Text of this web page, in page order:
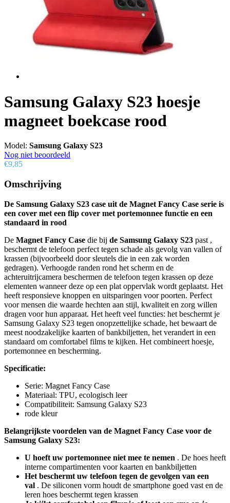
Samsung Galaxy S23 hoesje
magneet boekcase rood
Model: Samsung Galaxy S23
Nog niet beoordeeld
€9,85
Omschrijving
De Samsung Galaxy S23 case uit de Magnet Fancy Case serie is
een cover met een flip cover met portemonnee functie en een
standaard in rood
De Magnet Fancy Case die bij de Samsung Galaxy S23 past ,
beschermt de telefoon perfect tegen schade als gevolg van vallen of
krassen (bijvoorbeeld door sleutels die in een zak worden
gedragen). Verhoogde randen rond het scherm en de
achteruitrijcamera beschermen de telefoon tegen krassen op deze
elementen wanneer deze op een plat oppervlak wordt geplaatst. Het
heeft responsieve knoppen en uitsparingen voor poorten. Perfect
voor mensen die waarde hechten aan stijl, kwaliteit en zorg willen
dragen voor hun apparaat. Het heeft veel functies: het beschermt je
Samsung Galaxy S23 tegen onopzettelijke schade, het bewaart de
meest noodzakelijke kaarten of bankbiljetten, het verandert in een
standaard om comfortabel films te kijken. Het combineert hoesje,
portemonnee en bescherming.
Specificatie:
Serie: Magnet Fancy Case
Materiaal: TPU, ecologisch leer
Compatibiliteit: Samsung Galaxy S23
rode kleur
Belangrijkste voordelen van de Magnet Fancy Case voor de
Samsung Galaxy S23:
U hoeft uw portemonnee niet mee te nemen . De hoes heeft
interne compartimenten voor kaarten en bankbiljetten
Het beschermt uw telefoon tegen de gevolgen van een
val . De siliconen vorm houdt de smartphone goed vast en de
leren hoes beschermt tegen krassen